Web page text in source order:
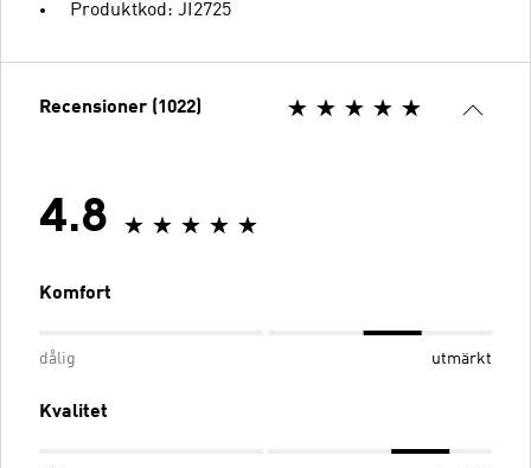
Produktkod: JI2725
Recensioner (1022)
4.8
Komfort
dålig utmärkt
Kvalitet